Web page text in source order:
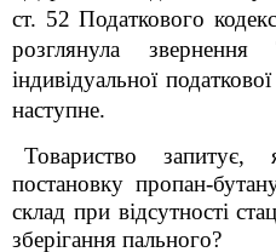
ст. 52 Податкового
розглянула звернення
індивідуальної
наступне.
Товариство
постановку пропан-
склад при відсутності
зберігання пального?